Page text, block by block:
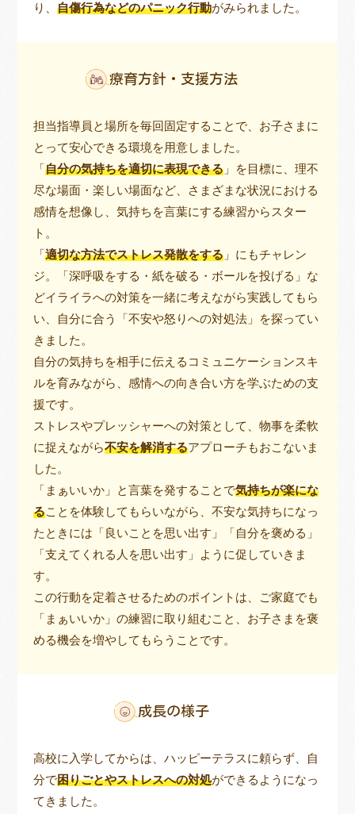
り、自傷行為などのパニック行動がみられました。
療育方針・支援方法
担当指導員と場所を毎回固定することで、お子さまに
とって安心できる環境を用意しました。
「自分の気持ちを適切に表現できる 」を目標に、理不
尽な場面・楽しい場面など、さまざまな状況における
感情を想像し、気持ちを言葉にする練習からスター
ト。
「適切な方法でストレス発散をする 」にもチャレン
ジ。「深呼吸をする・紙を破る・ボールを投げる」な
どイライラへの対策を一緒に考えながら実践してもら
い、自分に合う「不安や怒りへの対処法」を探ってい
きました。
自分の気持ちを相手に伝えるコミュニケーションスキ
ルを育みながら、感情への向き合い方を学ぶための支
援です。
ストレスやプレッシャーへの対策として、物事を柔軟
に捉えながら不安を解消するアプローチもおこないま
した。
「まぁいいか」と言葉を発することで気持ちが楽にな
ることを体験してもらいながら、不安な気持ちになっ
たときには「良いことを思い出す」「自分を褒める」
「支えてくれる人を思い出す」ように促していきま
す。
この行動を定着させるためのポイントは、ご家庭でも
「まぁいいか」の練習に取り組むこと、お子さまを褒
める機会を増やしてもらうことです。
成長の様子
高校に入学してからは、ハッピーテラスに頼らず、自
分で困りごとやストレスへの対処ができるようになっ
てきました。